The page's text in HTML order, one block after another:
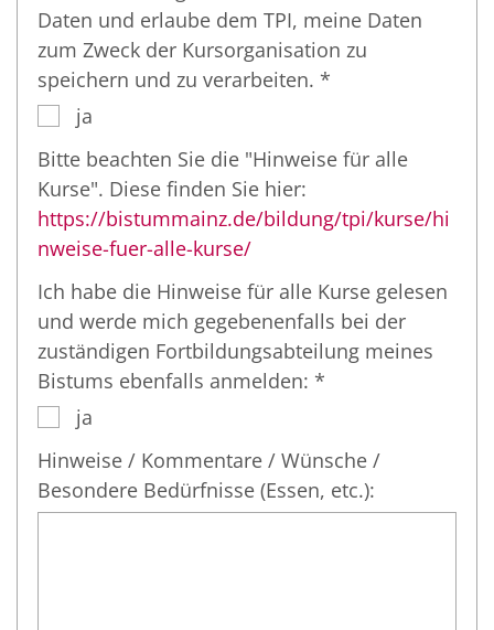
Daten und erlaube dem TPI, meine Daten
zum Zweck der Kursorganisation zu
speichern und zu verarbeiten. *
ja
Bitte beachten Sie die "Hinweise für alle
Kurse". Diese finden Sie hier:
https://bistummainz.de/bildung/tpi/kurse/hi
nweise-fuer-alle-kurse/
Ich habe die Hinweise für alle Kurse gelesen
und werde mich gegebenenfalls bei der
zuständigen Fortbildungsabteilung meines
Bistums ebenfalls anmelden: *
ja
Hinweise / Kommentare / Wünsche /
Besondere Bedürfnisse (Essen, etc.):